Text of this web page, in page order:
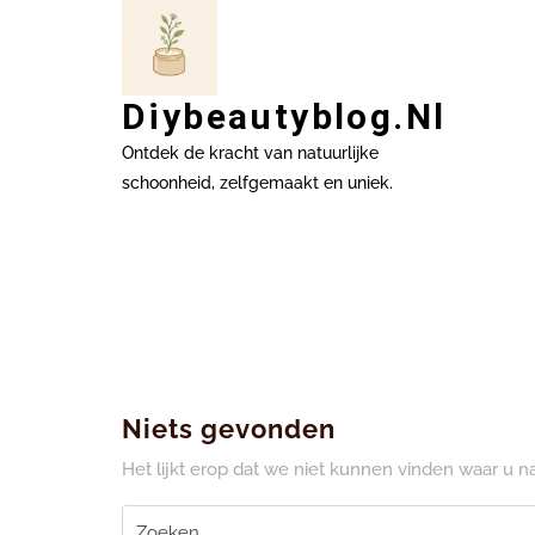
Diybeautyblog.nl
Ontdek de kracht van natuurlijke
schoonheid, zelfgemaakt en uniek.
Niets gevonden
Het lijkt erop dat we niet kunnen vinden waar u